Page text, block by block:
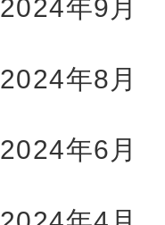
2024年9月
2024年8月
2024年6月